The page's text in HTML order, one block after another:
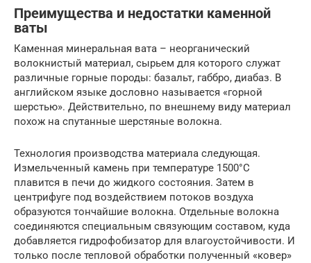
Преимущества и недостатки каменной
ваты
Каменная минеральная вата – неорганический
волокнистый материал, сырьем для которого служат
различные горные породы: базальт, габбро, диабаз. В
английском языке дословно называется «горной
шерстью». Действительно, по внешнему виду материал
похож на спутанные шерстяные волокна.
Технология производства материала следующая.
Измельченный камень при температуре 1500°С
плавится в печи до жидкого состояния. Затем в
центрифуге под воздействием потоков воздуха
образуются тончайшие волокна. Отдельные волокна
соединяются специальным связующим составом, куда
добавляется гидрофобизатор для влагоустойчивости. И
только после тепловой обработки полученный «ковер»